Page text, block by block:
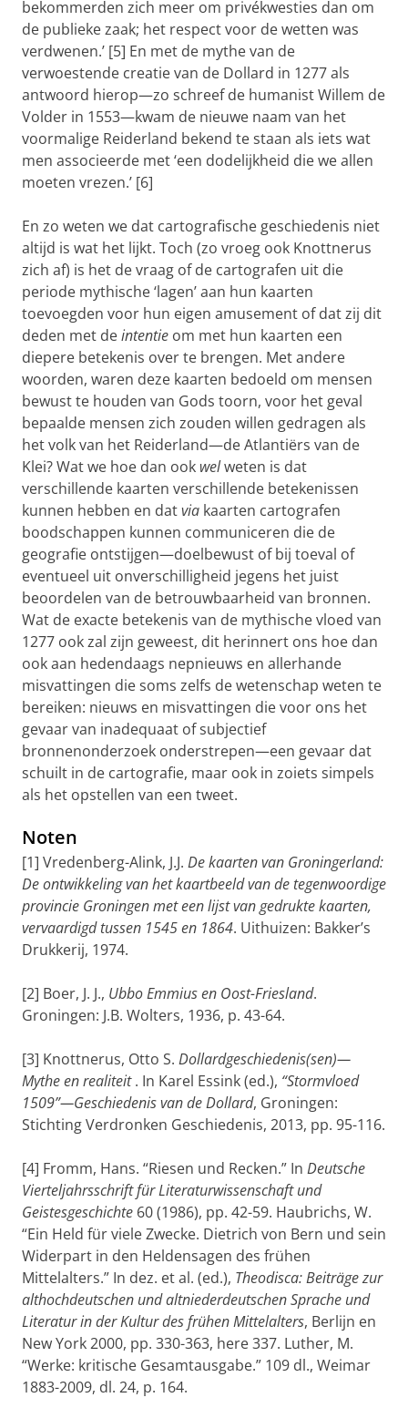
bekommerden zich meer om privékwesties dan om
de publieke zaak; het respect voor de wetten was
verdwenen.’ [5] En met de mythe van de
verwoestende creatie van de Dollard in 1277 als
antwoord hierop—zo schreef de humanist Willem de
Volder in 1553—kwam de nieuwe naam van het
voormalige Reiderland bekend te staan als iets wat
men associeerde met ‘een dodelijkheid die we allen
moeten vrezen.’ [6]
En zo weten we dat cartografische geschiedenis niet
altijd is wat het lijkt. Toch (zo vroeg ook Knottnerus
zich af) is het de vraag of de cartografen uit die
periode mythische ‘lagen’ aan hun kaarten
toevoegden voor hun eigen amusement of dat zij dit
deden met deintentie om met hun kaarten een
diepere betekenis over te brengen. Met andere
woorden, waren deze kaarten bedoeld om mensen
bewust te houden van Gods toorn, voor het geval
bepaalde mensen zich zouden willen gedragen als
het volk van het Reiderland—de Atlantiërs van de
Klei? Wat we hoe dan ook welweten is dat
verschillende kaarten verschillende betekenissen
kunnen hebben en datvia kaarten cartografen
boodschappen kunnen communiceren die de
geografie ontstijgen—doelbewust of bij toeval of
eventueel uit onverschilligheid jegens het juist
beoordelen van de betrouwbaarheid van bronnen.
Wat de exacte betekenis van de mythische vloed van
1277 ook zal zijn geweest, dit herinnert ons hoe dan
ook aan hedendaags nepnieuws en allerhande
misvattingen die soms zelfs de wetenschap weten te
bereiken: nieuws en misvattingen die voor ons het
gevaar van inadequaat of subjectief
bronnenonderzoek onderstrepen—een gevaar dat
schuilt in de cartografie, maar ook in zoiets simpels
als het opstellen van een tweet.
Noten
[1] Vredenberg-Alink, J.J. De kaarten van Groningerland:
De ontwikkeling van het kaartbeeld van de tegenwoordige
provincie Groningen met een lijst van gedrukte kaarten,
vervaardigd tussen 1545 en 1864. Uithuizen: Bakker’s
Drukkerij, 1974.
[2] Boer, J. J., Ubbo Emmius en Oost-Friesland.
Groningen: J.B. Wolters, 1936, p. 43-64.
[3] Knottnerus, Otto S. Dollardgeschiedenis(sen)—
Mythe en realiteit. In Karel Essink (ed.), “Stormvloed
1509”—Geschiedenis van de Dollard, Groningen:
Stichting Verdronken Geschiedenis, 2013, pp. 95-116.
[4] Fromm, Hans. “Riesen und Recken.” In Deutsche
Vierteljahrsschrift für Literaturwissenschaft und
Geistesgeschichte 60 (1986), pp. 42-59. Haubrichs, W.
“Ein Held für viele Zwecke. Dietrich von Bern und sein
Widerpart in den Heldensagen des frühen
Mittelalters.” In dez. et al. (ed.), Theodisca: Beiträge zur
althochdeutschen und altniederdeutschen Sprache und
Literatur in der Kultur des frühen Mittelalters, Berlijn en
New York 2000, pp. 330-363, here 337. Luther, M.
“Werke: kritische Gesamtausgabe.” 109 dl., Weimar
1883-2009, dl. 24, p. 164.